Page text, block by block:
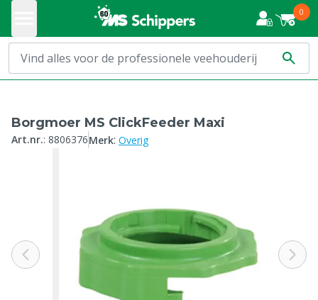
0
Borgmoer MS ClickFeeder Maxi
Art.nr.: 8806376Merk: Overig